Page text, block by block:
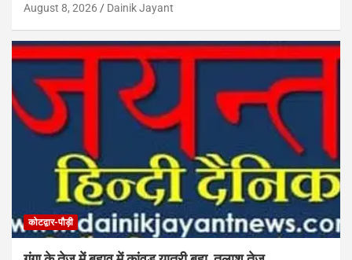
August 8, 2026 Dainik Jayant
कोटद्वार-पौड़ी